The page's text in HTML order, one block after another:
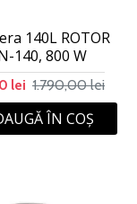
140L ROTOR
140, 800 W
lei 1.790,00 lei
ÎN COŞ